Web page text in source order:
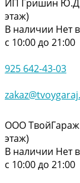
ИП Гришин
этаж)
В наличии Нет
с 10:00 до 21:00
925 642-43-03
ООО
этаж)
В наличии Нет
с 10:00 до 21:00